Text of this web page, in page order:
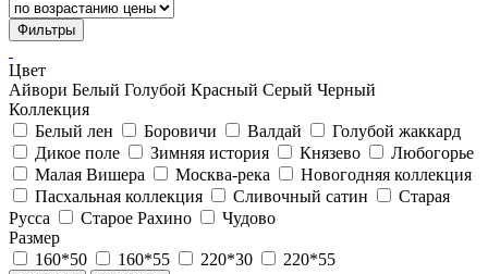
Фильтры
Цвет
Айвори Белый Голубой Красный Серый Черный
Коллекция
Белый лен
Боровичи Валдай
Голубой жаккард
Дикое поле
Зимняя история Князево
Любогорье
Малая Вишера
Москва-река
Новогодняя коллекция
Пасхальная коллекция
Сливочный сатин
Старая
Русса
Старое Рахино
Чудово
Размер
160*50
160*55 220*30 220*55